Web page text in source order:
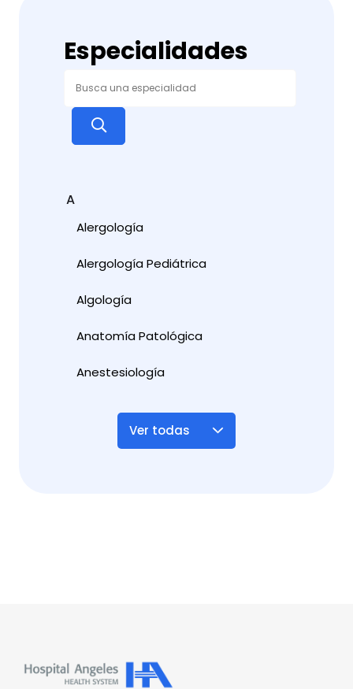
Especialidades
A
Alergología
Alergología Pediátrica
Algología
Anatomía Patológica
Anestesiología
Ver todas